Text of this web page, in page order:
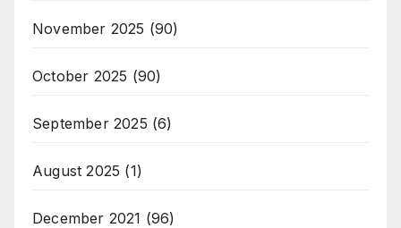
November 2025 (90)
October 2025 (90)
September 2025 (6)
August 2025 (1)
December 2021 (96)